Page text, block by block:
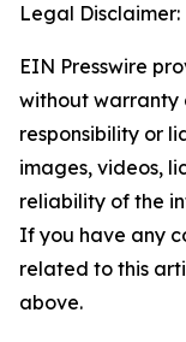
Legal Disclaimer:
EIN Presswire
without warranty
responsibility or
images, videos,
reliability of the
If you have any
related to this
above.